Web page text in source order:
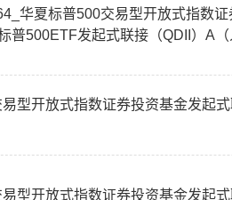
华夏标普500交易型开放式指数
标普500ETF发起式联接（QDII）A
型开放式指数证券投资基金发起
型开放式指数证券投资基金发起